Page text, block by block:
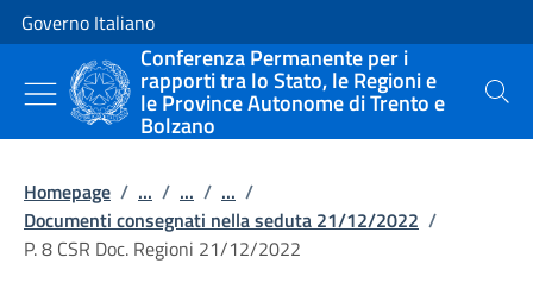
Vai al contenuto
Vai alla navigazione del sito
Governo Italiano
Conferenza Permanente per i
rapporti tra lo Stato, le Regioni e
le Province Autonome di Trento e
Bolzano
Cerca
Homepage / ... / ... / ... /
Documenti consegnati nella seduta 21/12/2022 /
P. 8 CSR Doc. Regioni 21/12/2022